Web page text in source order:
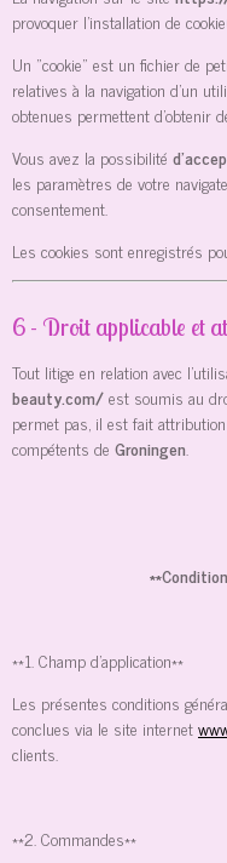
provoquer l’installation de
Un "cookie" est un fichier de
relatives à la navigation d’un
obtenues permettent d'obtenir
Vous avez la possibilité
les paramètres de votre
consentement.
Les cookies sont enregistrés
6 - Droit applicable et
Tout litige en relation avec
beauty.com/est soumis au
permet pas, il est fait
compétents de Groningen.
**1. Champ d'application**
Les présentes conditions
conclues via le site internet
clients.
**2. Commandes**